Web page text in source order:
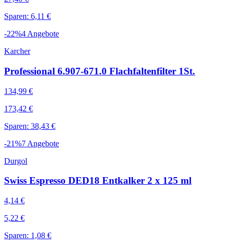
Sparen: 6,11 €
-22%4 Angebote
Karcher
Professional 6.907-671.0 Flachfaltenfilter 1St.
134,99 €
173,42 €
Sparen: 38,43 €
-21%7 Angebote
Durgol
Swiss Espresso DED18 Entkalker 2 x 125 ml
4,14 €
5,22 €
Sparen: 1,08 €